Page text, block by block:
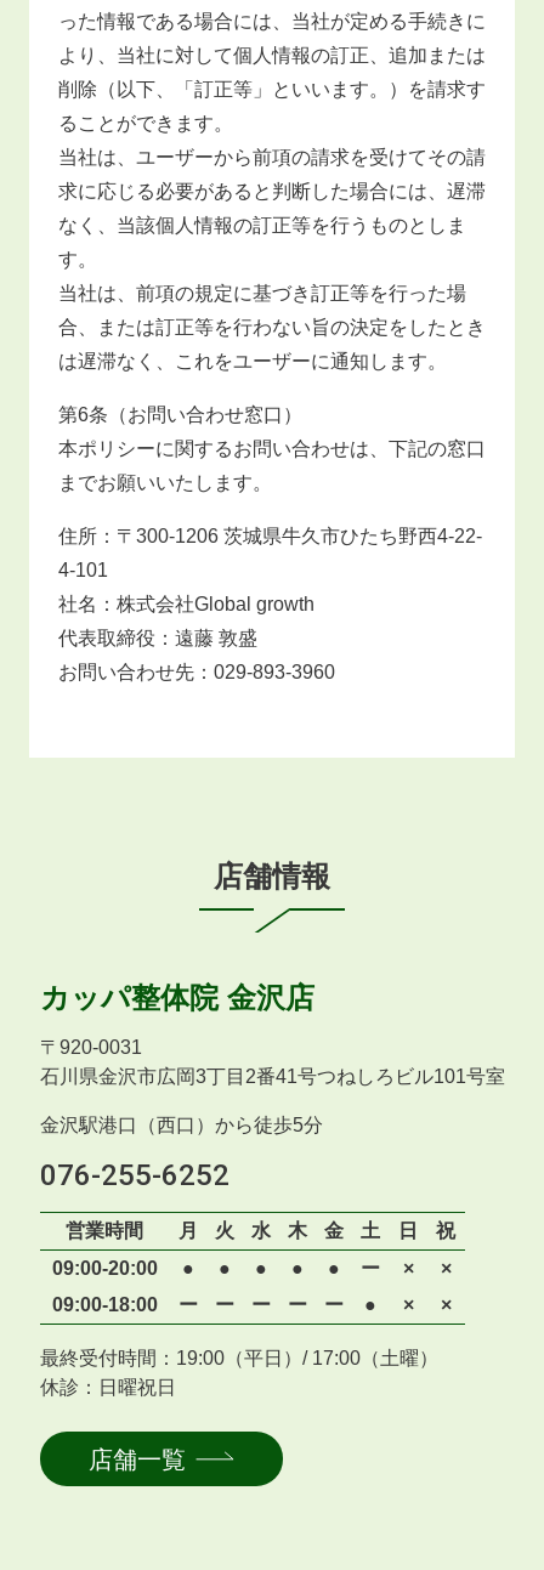
った情報である場合には、当社が定める手続きに
より、当社に対して個人情報の訂正、追加または
削除（以下、「訂正等」といいます。）を請求す
ることができます。
当社は、ユーザーから前項の請求を受けてその請
求に応じる必要があると判断した場合には、遅滞
なく、当該個人情報の訂正等を行うものとしま
す。
当社は、前項の規定に基づき訂正等を行った場
合、または訂正等を行わない旨の決定をしたとき
は遅滞なく、これをユーザーに通知します。
第6条（お問い合わせ窓口）
本ポリシーに関するお問い合わせは、下記の窓口
までお願いいたします。
住所：〒300-1206 茨城県牛久市ひたち野西4-22-
4-101
社名：株式会社Global growth
代表取締役：遠藤 敦盛
お問い合わせ先：029-893-3960
店舗情報
カッパ整体院 金沢店
〒 920-0031
石川県金沢市広岡3丁目2番41号つねしろビル101号室
金沢駅港口（西口）から徒歩5分
076-255-6252
営業時間 月 火 水 木 金 土 日
祝
09:00-20:00
● ● ● ● ● ー ×
×
09:00-18:00
ー ー ー ー ー ● × ×
最終受付時間：19:00（平日）/ 17:00（土曜）
休診：日曜祝日
店舗一覧